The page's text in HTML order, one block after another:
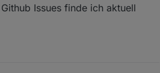
Issues finde ich aktuell